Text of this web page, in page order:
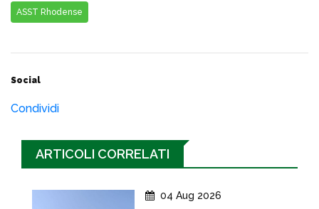
ASST Rhodense
Social
Condividi
ARTICOLI CORRELATI
04 Aug 2026